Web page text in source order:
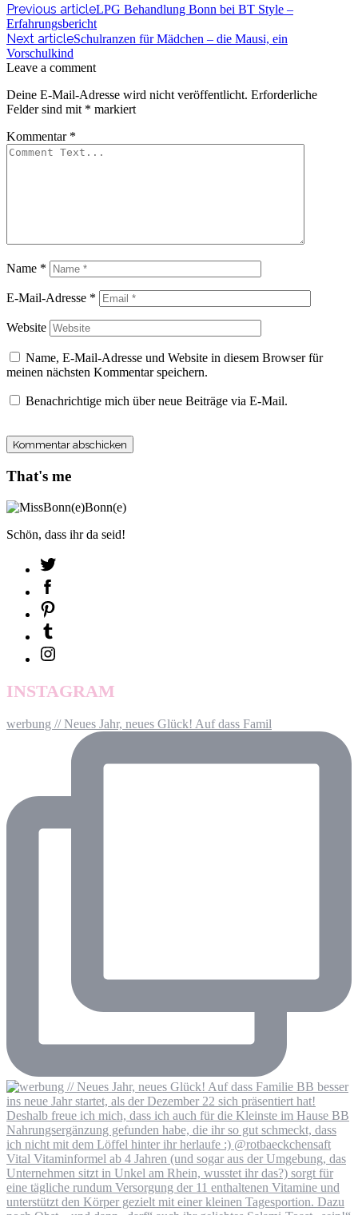
Previous articleLPG Behandlung Bonn bei BT Style –
Erfahrungsbericht
Next articleSchulranzen für Mädchen – die Mausi, ein
Vorschulkind
Leave a comment
Deine E-Mail-Adresse wird nicht veröffentlicht. Erforderliche
Felder sind mit * markiert
Kommentar *
Name *
E-Mail-Adresse *
Website
Name, E-Mail-Adresse und Website in diesem Browser für
meinen nächsten Kommentar speichern.
Benachrichtige mich über neue Beiträge via E-Mail.
That's me
Schön, dass ihr da seid!
INSTAGRAM
werbung // Neues Jahr, neues Glück! Auf dass Famil